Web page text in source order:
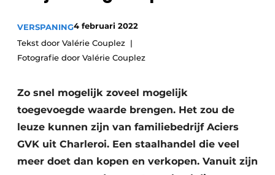
Vacatures
Video’s
VERSPANING4 februari 2022
Tekst door Valérie Couplez
Fotografie door Valérie Couplez
Zo snel mogelijk zoveel mogelijk
toegevoegde waarde brengen. Het zou de
leuze kunnen zijn van familiebedrijf Aciers
GVK uit Charleroi. Een staalhandel die veel
meer doet dan kopen en verkopen. Vanuit zijn